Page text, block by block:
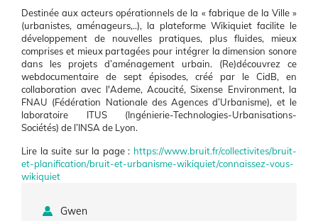
Contenu
Destinée aux acteurs opérationnels de la « fabrique de la Ville »
(urbanistes, aménageurs,..), la plateforme Wikiquiet facilite le
développement de nouvelles pratiques, plus fluides, mieux
comprises et mieux partagées pour intégrer la dimension sonore
dans les projets d’aménagement urbain.
(Re)découvrez ce
webdocumentaire de sept épisodes, créé par le CidB, en
collaboration avec l'Ademe, Acoucité, Sixense Environment, la
FNAU (Fédération Nationale des Agences d’Urbanisme), et le
laboratoire ITUS (Ingénierie-Technologies-Urbanisations-
Sociétés) de l’INSA de Lyon.
Lire la suite sur la page : https://www.bruit.fr/collectivites/bruit-
et-planification/bruit-et-urbanisme-wikiquiet/connaissez-vous-
wikiquiet
Gwen